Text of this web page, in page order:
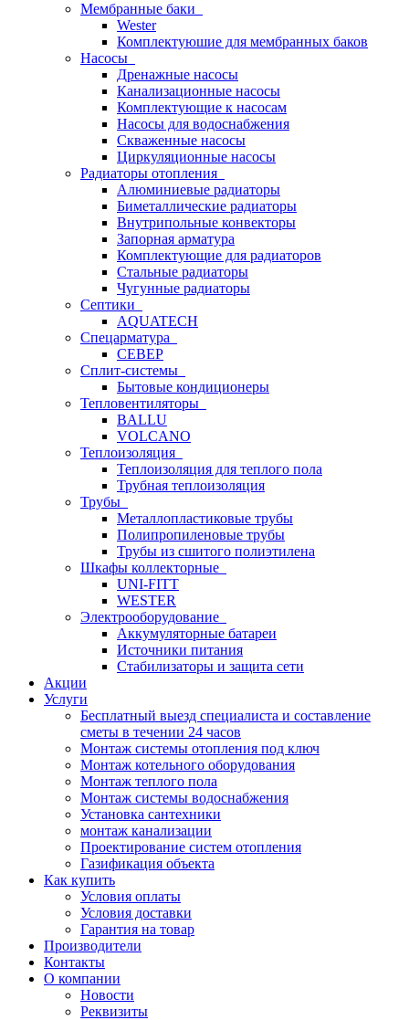
Мембранные баки
Wester
Комплектуюшие для мембранных баков
Насосы
Дренажные насосы
Канализационные насосы
Комплектующие к насосам
Насосы для водоснабжения
Скваженные насосы
Циркуляционные насосы
Радиаторы отопления
Алюминиевые радиаторы
Биметаллические радиаторы
Внутрипольные конвекторы
Запорная арматура
Комплектующие для радиаторов
Стальные радиаторы
Чугунные радиаторы
Септики
AQUATECH
Спецарматура
СЕВЕР
Сплит-системы
Бытовые кондиционеры
Тепловентиляторы
BALLU
VOLCANO
Теплоизоляция
Теплоизоляция для теплого пола
Трубная теплоизоляция
Трубы
Металлопластиковые трубы
Полипропиленовые трубы
Трубы из сшитого полиэтилена
Шкафы коллекторные
UNI-FITT
WESTER
Электрооборудование
Аккумуляторные батареи
Источники питания
Стабилизаторы и защита сети
Акции
Услуги
Бесплатный выезд специалиста и составление
сметы в течении 24 часов
Монтаж системы отопления под ключ
Монтаж котельного оборудования
Монтаж теплого пола
Монтаж системы водоснабжения
Установка сантехники
монтаж канализации
Проектирование систем отопления
Газификация объекта
Как купить
Условия оплаты
Условия доставки
Гарантия на товар
Производители
Контакты
О компании
Новости
Реквизиты